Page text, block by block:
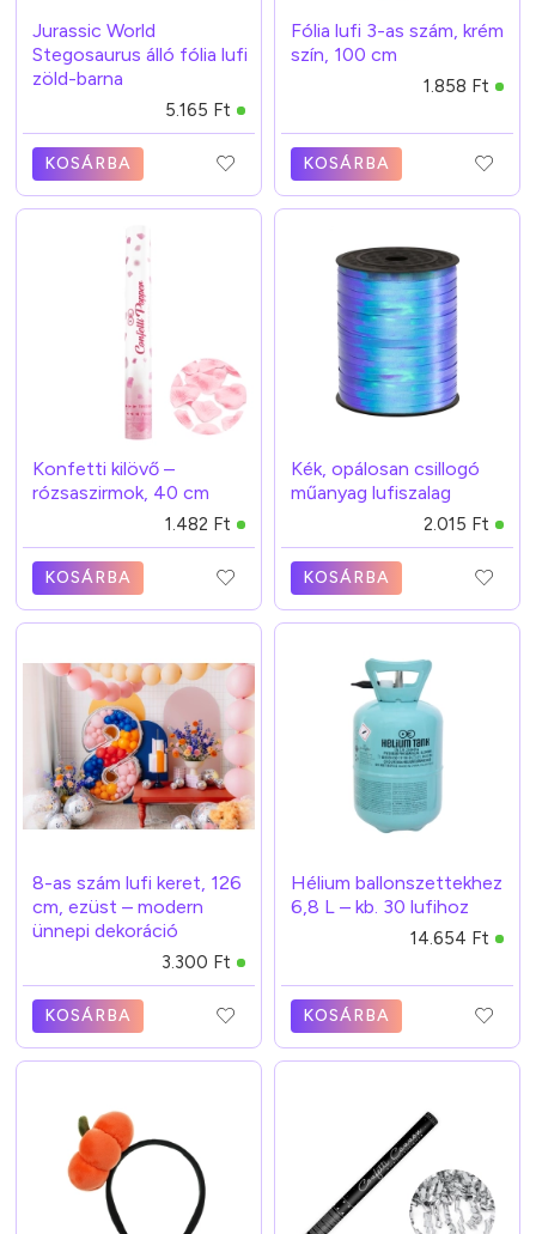
Jurassic World
Stegosaurus álló fólia lufi
zöld-barna
5.165 Ft
KOSÁRBA
Fólia lufi 3-as szám, krém
szín, 100 cm
1.858 Ft
KOSÁRBA
Konfetti kilövő –
rózsaszirmok, 40 cm
1.482 Ft
KOSÁRBA
Kék, opálosan csillogó
műanyag lufiszalag
2.015 Ft
KOSÁRBA
8-as szám lufi keret, 126
cm, ezüst – modern
ünnepi dekoráció
3.300 Ft
KOSÁRBA
Hélium ballonszettekhez
6,8 L – kb. 30 lufihoz
14.654 Ft
KOSÁRBA